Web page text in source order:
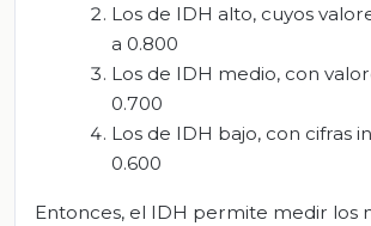
Los de IDH alto, cuyos
a 0.800
Los de IDH medio, con
0.700
Los de IDH bajo, con cifras
0.600
Entonces, el IDH permite medir los